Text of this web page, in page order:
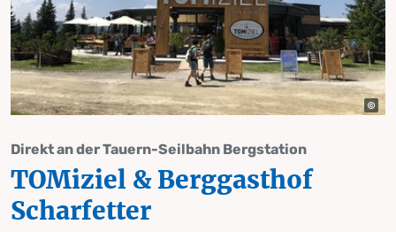
Direkt an der Tauern-Seilbahn Bergstation
TOMiziel & Berggasthof
Scharfetter